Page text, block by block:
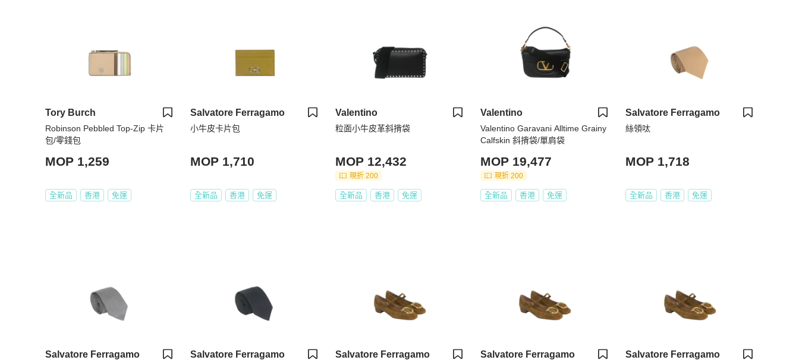
Tory Burch
Robinson Pebbled Top-Zip 卡片
包/零錢包
MOP 1,259
全新品 香港 免運
Salvatore Ferragamo
小牛皮卡片包
MOP 1,710
全新品 香港 免運
Valentino
粒面小牛皮革斜揹袋
MOP 12,432
現折 200
全新品 香港 免運
Valentino
Valentino Garavani Alltime Grainy
Calfskin 斜揹袋/單肩袋
MOP 19,477
現折 200
全新品 香港 免運
Salvatore Ferragamo
絲領呔
MOP 1,718
全新品 香港 免運
Salvatore Ferragamo Salvatore Ferragamo Salvatore Ferragamo Salvatore Ferragamo Salvatore Ferragamo